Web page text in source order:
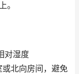
。
对湿度
北向房间，避免